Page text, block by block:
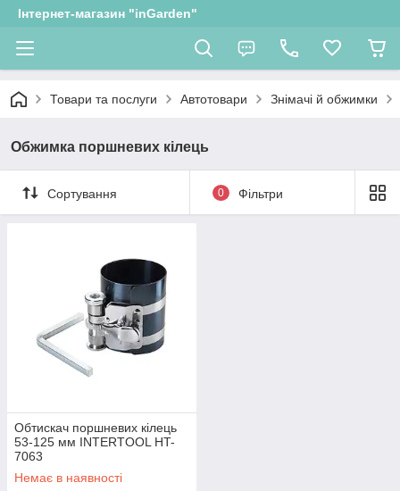
Інтернет-магазин "inGarden"
Товари та послуги Автотовари Знімачі й обжимки
Обжимка поршневих кілець
Сортування 0 Фільтри
Обтискач поршневих кілець
53-125 мм INTERTOOL HT-
7063
Немає в наявності